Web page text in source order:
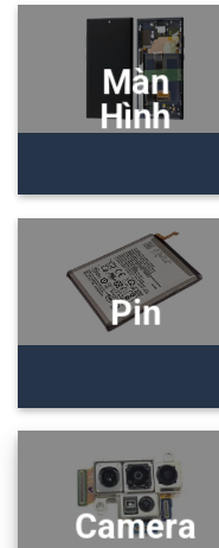
Màn
Hình
Pin
Camera